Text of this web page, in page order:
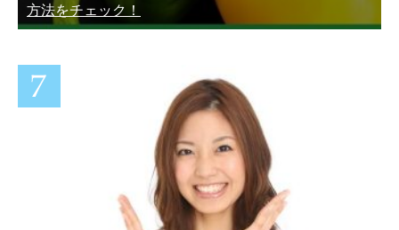
方法をチェック！